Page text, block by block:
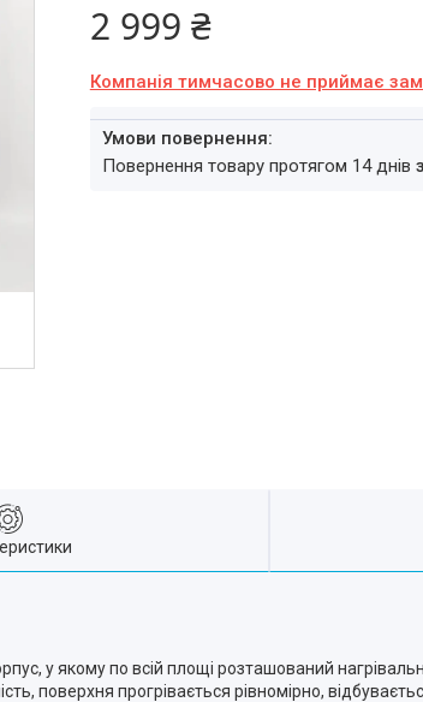
2 999 ₴
Компанія тимчасово не приймає
повернення товару протягом 14 днів
у якому по всій площі розташований
поверхня прогрівається рівномірно,